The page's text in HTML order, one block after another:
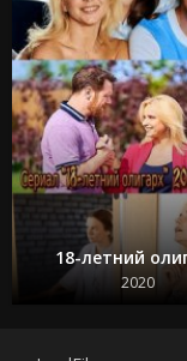
18-летний
2020